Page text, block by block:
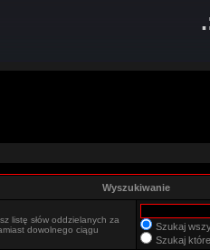
Wyszukiwanie
listę słów oddzielanych za
dowolnego ciągu
Szukaj
Szukaj